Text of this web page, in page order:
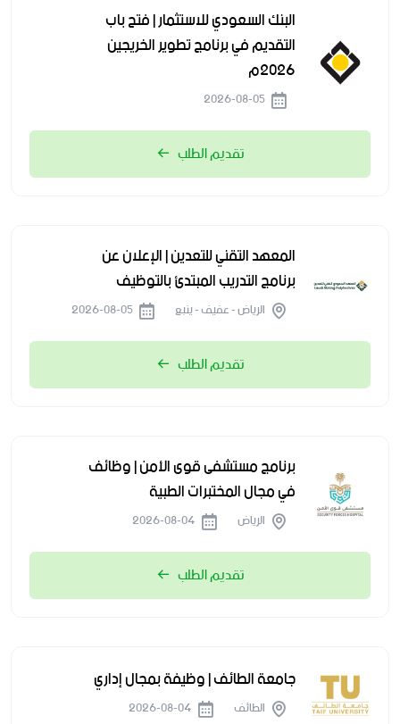
البنك السعودي للاستثمار | فتح باب
التقديم في برنامج تطوير الخريجين
2026م
تقديم الطلب
المعهد التقني للتعدين | الإعلان عن
برنامج التدريب المبتدئ بالتوظيف
الرياض - عفيف - ينبع
تقديم الطلب
برنامج مستشفى قوى الأمن | وظائف
في مجال المختبرات الطبية
الرياض
تقديم الطلب
جامعة الطائف | وظيفة بمجال إداري
الطائف